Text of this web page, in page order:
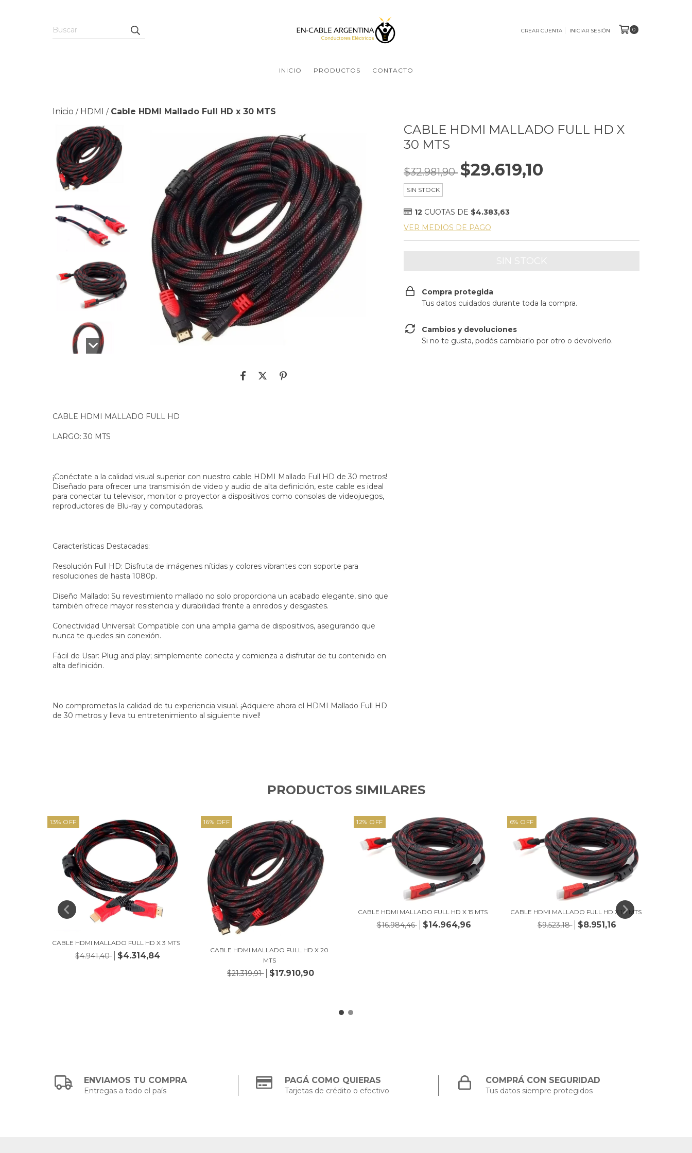
CREAR CUENTA INICIAR SESIÓN 0
INICIO PRODUCTOS CONTACTO
Inicio / HDMI / Cable HDMI Mallado Full HD x 30 MTS
CABLE HDMI MALLADO FULL HD
LARGO: 30 MTS
¡Conéctate a la calidad visual superior con nuestro cable HDMI Mallado Full HD de 30 metros!
Diseñado para ofrecer una transmisión de video y audio de alta definición, este cable es ideal
para conectar tu televisor, monitor o proyector a dispositivos como consolas de videojuegos,
reproductores de Blu-ray y computadoras.
Características Destacadas:
Resolución Full HD: Disfruta de imágenes nítidas y colores vibrantes con soporte para
resoluciones de hasta 1080p.
Diseño Mallado: Su revestimiento mallado no solo proporciona un acabado elegante, sino que
también ofrece mayor resistencia y durabilidad frente a enredos y desgastes.
Conectividad Universal: Compatible con una amplia gama de dispositivos, asegurando que
nunca te quedes sin conexión.
Fácil de Usar: Plug and play; simplemente conecta y comienza a disfrutar de tu contenido en
alta definición.
No comprometas la calidad de tu experiencia visual. ¡Adquiere ahora el HDMI Mallado Full HD
de 30 metros y lleva tu entretenimiento al siguiente nivel!
CABLE HDMI MALLADO FULL HD X
30 MTS
$32.981,90 $29.619,10
SIN STOCK
12 CUOTAS DE $4.383,63
VER MEDIOS DE PAGO
Compra protegida
Tus datos cuidados durante toda la compra.
Cambios y devoluciones
Si no te gusta, podés cambiarlo por otro o devolverlo.
PRODUCTOS SIMILARES
13% OFF
CABLE HDMI MALLADO FULL HD X 3 MTS
$4.941,40 $4.314,84
16% OFF
CABLE HDMI MALLADO FULL HD X 20
MTS
$21.319,91 $17.910,90
12% OFF
CABLE HDMI MALLADO FULL HD X 15 MTS
$16.984,46 $14.964,96
6% OFF
CABLE HDMI MALLADO FULL HD X 10 MTS
$9.523,18 $8.951,16
ENVIAMOS TU COMPRA
Entregas a todo el país
PAGÁ COMO QUIERAS
Tarjetas de crédito o efectivo
COMPRÁ CON SEGURIDAD
Tus datos siempre protegidos